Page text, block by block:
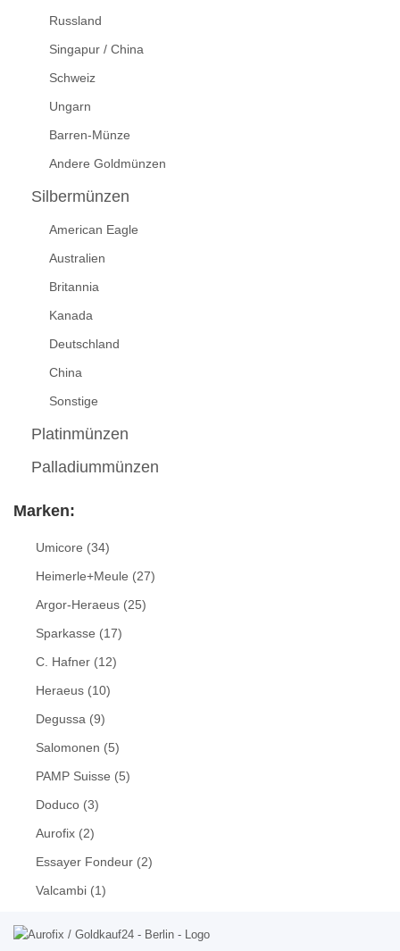
Russland
Singapur / China
Schweiz
Ungarn
Barren-Münze
Andere Goldmünzen
Silbermünzen
American Eagle
Australien
Britannia
Kanada
Deutschland
China
Sonstige
Platinmünzen
Palladiummünzen
Marken:
Umicore (34)
Heimerle+Meule (27)
Argor-Heraeus (25)
Sparkasse (17)
C. Hafner (12)
Heraeus (10)
Degussa (9)
Salomonen (5)
PAMP Suisse (5)
Doduco (3)
Aurofix (2)
Essayer Fondeur (2)
Valcambi (1)